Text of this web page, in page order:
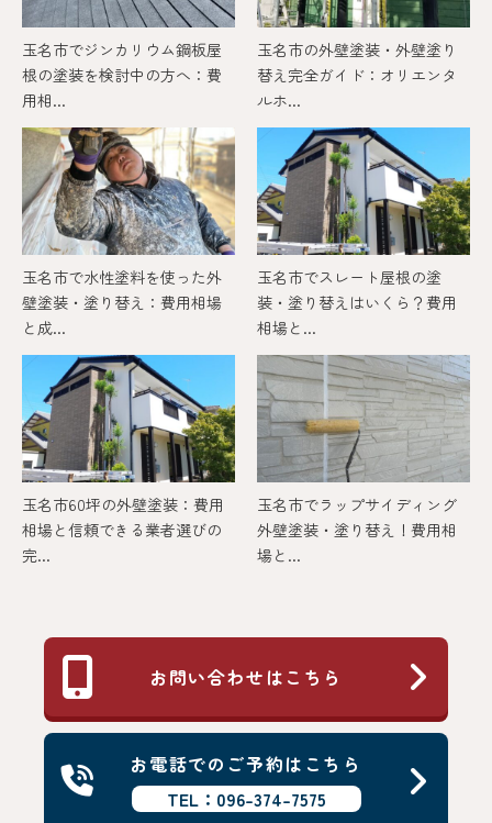
玉名市でジンカリウム鋼板屋
根の塗装を検討中の方へ：費
用相...
玉名市の外壁塗装・外壁塗り
替え完全ガイド：オリエンタ
ルホ...
玉名市で水性塗料を使った外
壁塗装・塗り替え：費用相場
と成...
玉名市でスレート屋根の塗
装・塗り替えはいくら？費用
相場と...
玉名市60坪の外壁塗装：費用
相場と信頼できる業者選びの
完...
玉名市でラップサイディング
外壁塗装・塗り替え！費用相
場と...
お問い合わせはこちら
お電話でのご予約はこちら
TEL：096-374-7575